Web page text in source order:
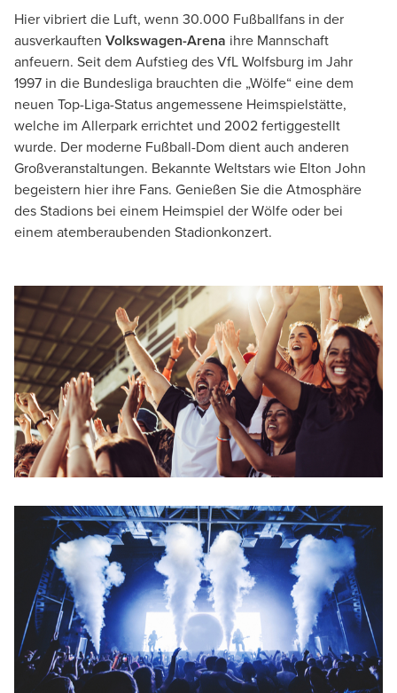
Hier vibriert die Luft, wenn 30.000 Fußballfans in der
ausverkauften Volkswagen-Arena ihre Mannschaft
anfeuern. Seit dem Aufstieg des VfL Wolfsburg im Jahr
1997 in die Bundesliga brauchten die „Wölfe“ eine dem
neuen Top-Liga-Status angemessene Heimspielstätte,
welche im Allerpark errichtet und 2002 fertiggestellt
wurde. Der moderne Fußball-Dom dient auch anderen
Großveranstaltungen. Bekannte Weltstars wie Elton John
begeistern hier ihre Fans. Genießen Sie die Atmosphäre
des Stadions bei einem Heimspiel der Wölfe oder bei
einem atemberaubenden Stadionkonzert.